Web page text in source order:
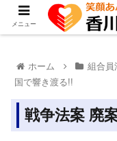
ホーム 組合員
国で響き渡る!!
戦争法案 廃
メニュー